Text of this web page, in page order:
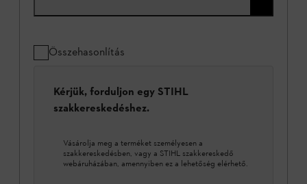
Összehasonlítás
Kérjük, forduljon egy STIHL
szakkereskedéshez.
Vásárolja meg a terméket személyesen a
szakkereskedésben, vagy a STIHL szakkereskedő
webáruházában, amennyiben ez a lehetőség elérhető.